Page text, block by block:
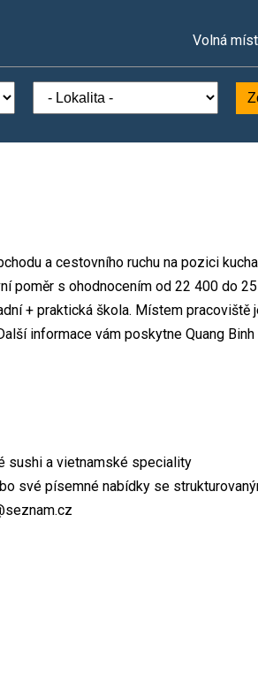
Volná
a cestovního ruchu na pozici
poměr s ohodnocením od 22 400 do
+ praktická škola. Místem pracoviště
informace vám poskytne Quang Binh
sushi a vietnamské speciality
své písemné nabídky se